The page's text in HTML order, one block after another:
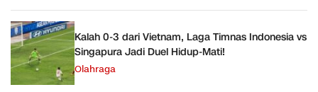
Kalah 0-3 dari Vietnam, Laga Timnas Indonesia vs
Singapura Jadi Duel Hidup-Mati!
Olahraga